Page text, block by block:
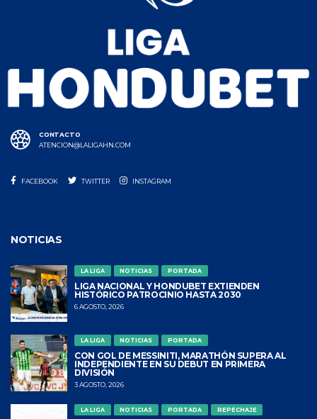
CONTACTO
ATENCION@LALIGAHN.COM
FACEBOOK TWITTER INSTAGRAM
NOTICIAS
LA LIGA NOTICIAS PORTADA
LIGA NACIONAL Y HONDUBET EXTIENDEN
HISTÓRICO PATROCINIO HASTA 2030
6 AGOSTO, 2026
LA LIGA NOTICIAS PORTADA
CON GOL DE MESSINITI, MARATHÓN SUPERA AL
INDEPENDIENTE EN SU DEBUT EN PRIMERA
DIVISIÓN
3 AGOSTO, 2026
LA LIGA NOTICIAS PORTADA REPECHAJE